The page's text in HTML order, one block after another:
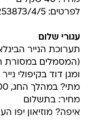
לפרטים: 03-7253873/4/5
עגורי שלום
תערוכת הנייר
(המסמלים במסורת
ומגן דוד בקיפולי
מתי? במהלך החג, 10:00-18:00.
מחיר: בתשלום
איפה? מוזיאון יפו